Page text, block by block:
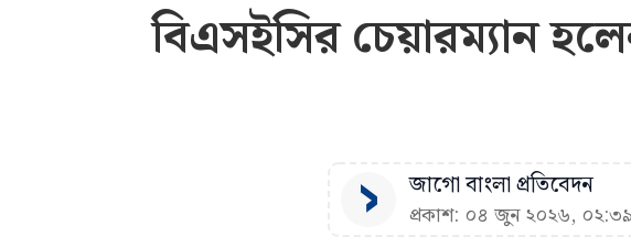
বিএসইসির চেয়ারম্যান
জাগো বাংলা প্রতিবেদন
প্রকাশ: ০৪ জুন ২০২৬,